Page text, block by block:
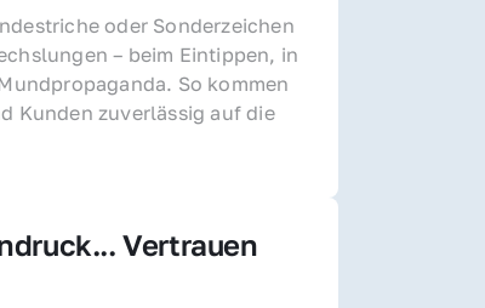
oder Sonderzeichen
– beim Eintippen, in
So kommen
Kunden zuverlässig auf die
Vertrauen